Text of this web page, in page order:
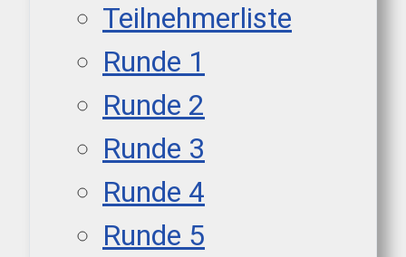
Teilnehmerliste
Runde 1
Runde 2
Runde 3
Runde 4
Runde 5